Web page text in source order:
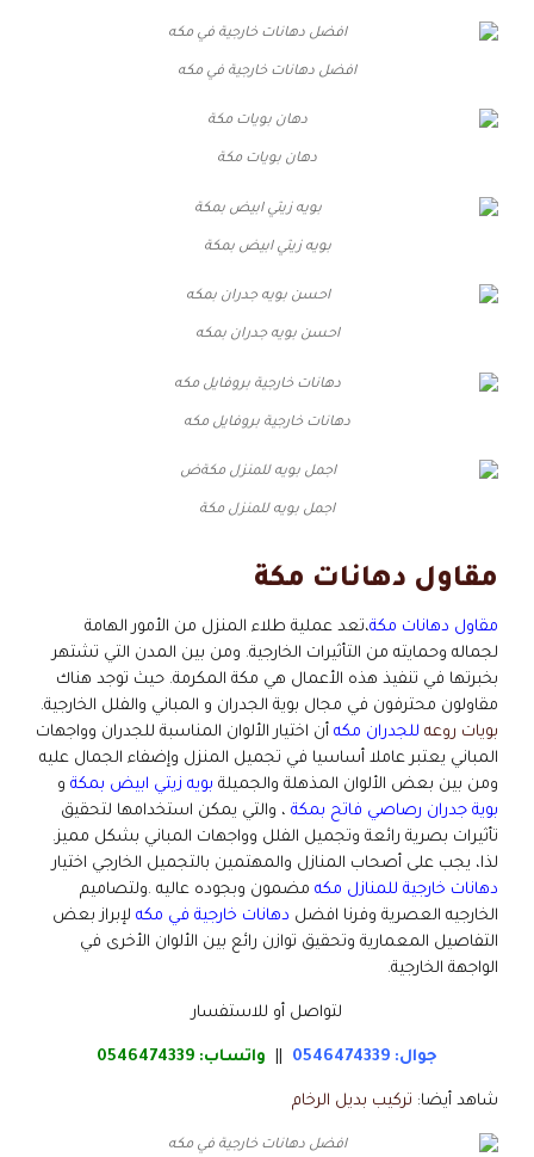
افضل دهانات خارجية في مكه
دهان بويات مكة
بويه زيتي ابيض بمكة
احسن بويه جدران بمكه
دهانات خارجية بروفايل مكه
اجمل بويه للمنزل مكة
مقاول دهانات مكة
مقاول دهانات مكة،تعد عملية طلاء المنزل من الأمور الهامة
لجماله وحمايته من التأثيرات الخارجية. ومن بين المدن التي تشتهر
بخبرتها في تنفيذ هذه الأعمال هي مكة المكرمة. حيث توجد هناك
مقاولون محترفون في مجال بوية الجدران و المباني والفلل الخارجية.
بويات روعه للجدران مكه أن اختيار الألوان المناسبة للجدران وواجهات
المباني يعتبر عاملا أساسيا في تجميل المنزل وإضفاء الجمال عليه
ومن بين بعض الألوان المذهلة والجميلة بويه زيتي ابيض بمكة و
بوية جدران رصاصي فاتح بمكة ، والتي يمكن استخدامها لتحقيق
تأثيرات بصرية رائعة وتجميل الفلل وواجهات المباني بشكل مميز.
لذا، يجب على أصحاب المنازل والمهتمين بالتجميل الخارجي اختيار
دهانات خارجية للمنازل مكه مضمون وبجوده عاليه .ولتصاميم
الخارجيه العصرية وفرنا افضل دهانات خارجية في مكه لإبراز بعض
التفاصيل المعمارية وتحقيق توازن رائع بين الألوان الأخرى في
الواجهة الخارجية.
لتواصل أو للاستفسار
جوال: 0546474339 واتساب: 0546474339
شاهد أيضا: تركيب بديل الرخام